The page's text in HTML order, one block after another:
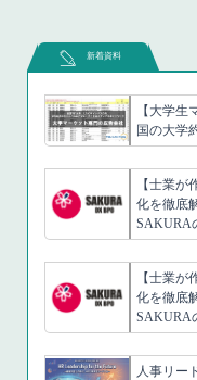
新着資料
【大学
国の大学
【士業が
化を徹底
SAKURA
【士業が
化を徹底
SAKURA
人事リー